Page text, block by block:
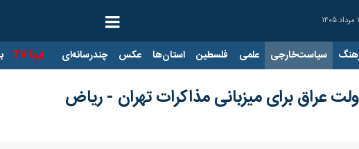
سیاست‌خارجی علمی فلسطین استان‌ها عکس چندرسانه‌ای ایرنا TV
عراق برای میزبانی مذاکرات تهران - ریاض